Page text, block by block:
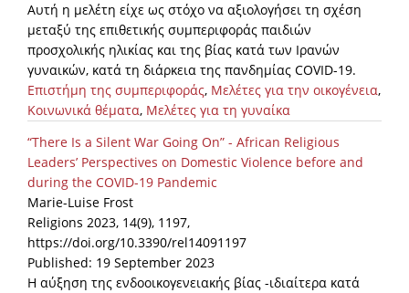
Αυτή η μελέτη είχε ως στόχο να αξιολογήσει τη σχέση
μεταξύ της επιθετικής συμπεριφοράς παιδιών
προσχολικής ηλικίας και της βίας κατά των Ιρανών
γυναικών, κατά τη διάρκεια της πανδημίας COVID-19.
Επιστήμη της συμπεριφοράς, Μελέτες για την οικογένεια,
Κοινωνικά θέματα, Μελέτες για τη γυναίκα
“There Is a Silent War Going On” - African Religious
Leaders’ Perspectives on Domestic Violence before and
during the COVID-19 Pandemic
Marie-Luise Frost
Religions 2023, 14(9), 1197,
https://doi.org/10.3390/rel14091197
Published: 19 September 2023
Η αύξηση της ενδοοικογενειακής βίας -ιδιαίτερα κατά